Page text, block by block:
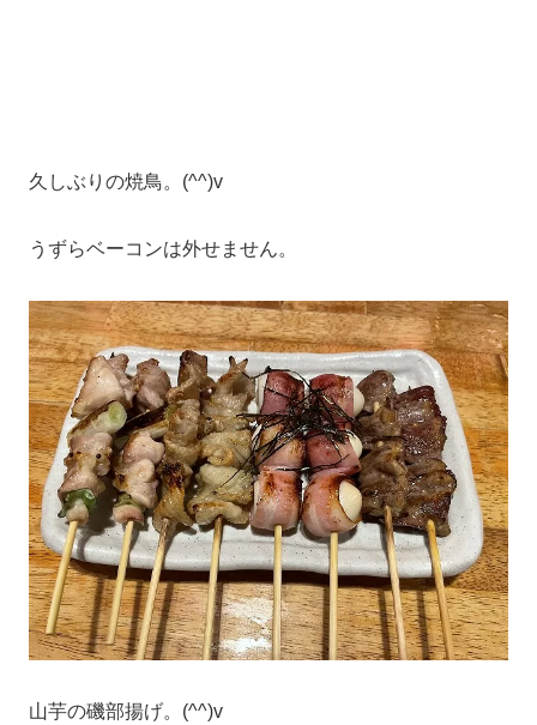
久しぶりの焼鳥。(^^)v
うずらベーコンは外せません。
山芋の磯部揚げ。(^^)v